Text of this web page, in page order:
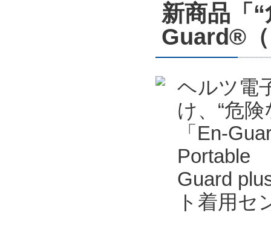
新商品「
Guard®
ヘルツ電
け、“危
「En-
Portable
Guard
ト着用